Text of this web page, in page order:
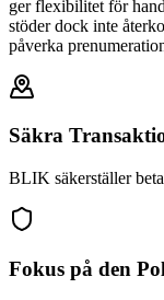
ger flexibilitet för
stöder dock inte
påverka
Säkra
BLIK säkerställer
Fokus på den